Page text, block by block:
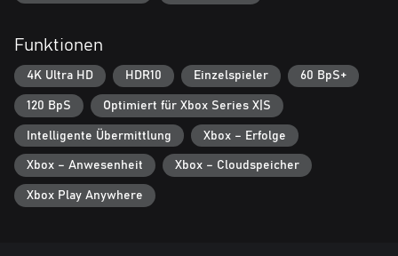
Funktionen
4K Ultra HD HDR10 Einzelspieler 60 BpS+
120 BpS Optimiert für Xbox Series X|S
Intelligente Übermittlung Xbox – Erfolge
Xbox – Anwesenheit Xbox – Cloudspeicher
Xbox Play Anywhere